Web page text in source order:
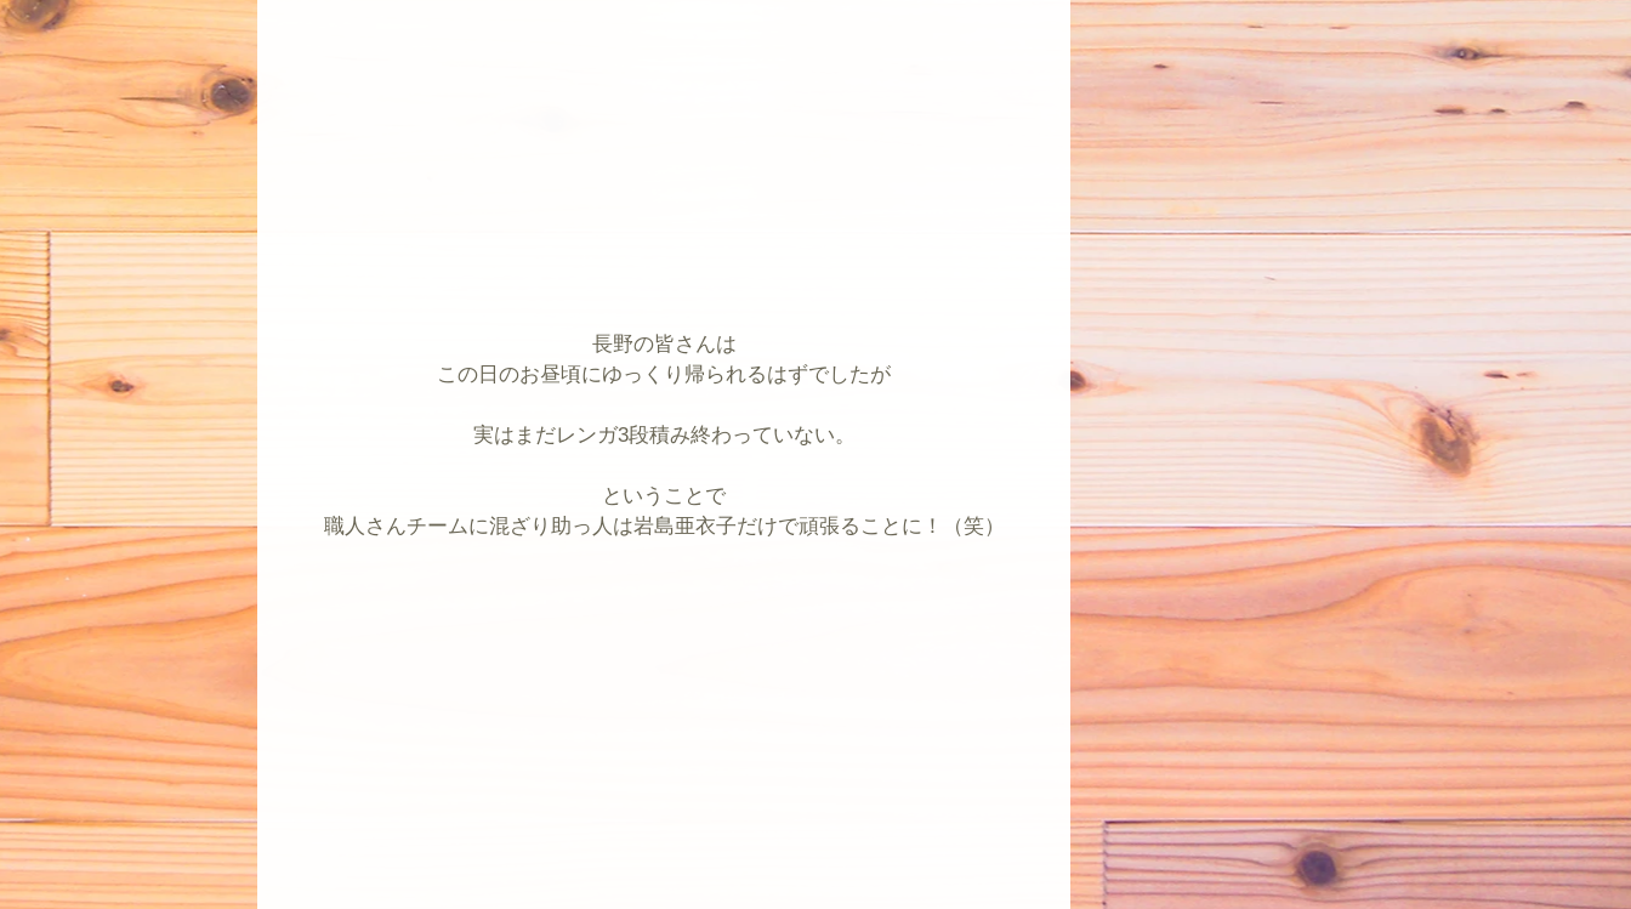
長野の皆さんは
この日のお昼頃にゆっくり帰られるはずでしたが
実はまだレンガ3段積み終わっていない。
ということで
職人さんチームに混ざり助っ人は岩島亜衣子だけで頑張ることに！（笑）